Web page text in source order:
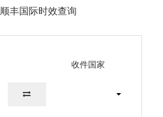
顺丰国际时效查询
收件国家